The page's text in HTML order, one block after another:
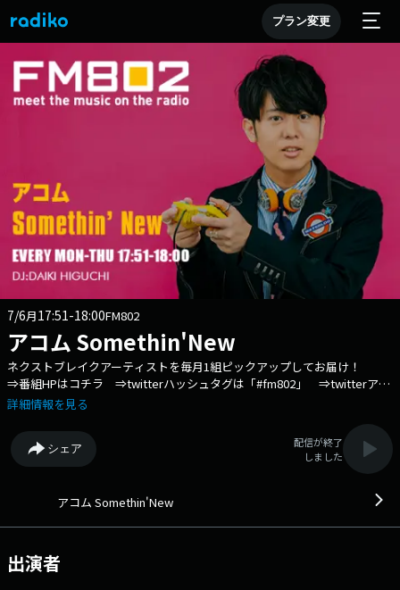
プラン変更
7/6月17:51-18:00FM802
アコム Somethin'New
ネクストブレイクアーティストを毎月1組ピックアップしてお届け！
⇒番組HPはコチラ ⇒twitterハッシュタグは「#fm802」 ⇒twitterアカ
ウントは「@fm802_pr」 ⇒facebookページはコチラ
詳細情報を見る
シェア
配信が終了
しました
アコム Somethin'New
出演者